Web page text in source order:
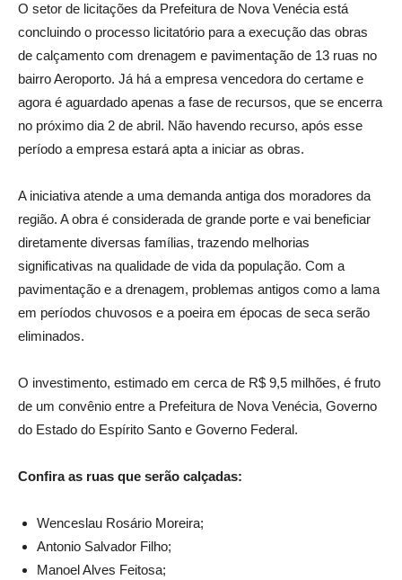
O setor de licitações da Prefeitura de Nova Venécia está
concluindo o processo licitatório para a execução das obras
de calçamento com drenagem e pavimentação de 13 ruas no
bairro Aeroporto. Já há a empresa vencedora do certame e
agora é aguardado apenas a fase de recursos, que se encerra
no próximo dia 2 de abril. Não havendo recurso, após esse
período a empresa estará apta a iniciar as obras.
A iniciativa atende a uma demanda antiga dos moradores da
região. A obra é considerada de grande porte e vai beneficiar
diretamente diversas famílias, trazendo melhorias
significativas na qualidade de vida da população. Com a
pavimentação e a drenagem, problemas antigos como a lama
em períodos chuvosos e a poeira em épocas de seca serão
eliminados.
O investimento, estimado em cerca de R$ 9,5 milhões, é fruto
de um convênio entre a Prefeitura de Nova Venécia, Governo
do Estado do Espírito Santo e Governo Federal.
Confira as ruas que serão calçadas:
Wenceslau Rosário Moreira;
Antonio Salvador Filho;
Manoel Alves Feitosa;